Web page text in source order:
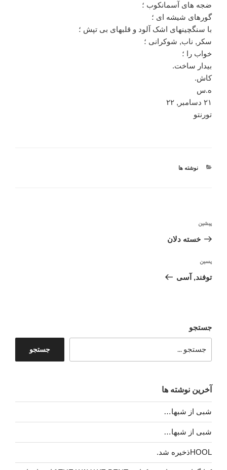
ضجه های آسمانکوب ؛
گورهای شیشه ای ؛
با سنگچینهای اشک آلود و قلبهای بی تپش ؛
سکر, ناب, شوکرانی ؛
خواب را ؛
بیدار ساخت.
کاش.
ه.س
۲۱ دسامبر, ۲۲
تورنتو
دسته‌ها
نوشته ها
نوشته
قبلی
پیشین
خسته دلان
نوشته‌ٔ
بعدی
پسین
توفند, آسی
جستجو
جستجو
آخرین نوشته ها
شبی از شبها…
شبی از شبها…
HOOLذخیره شد.